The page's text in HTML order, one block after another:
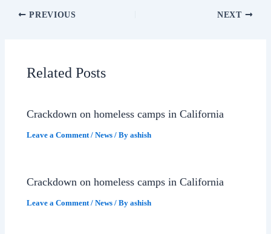
PREVIOUS NEXT
Related Posts
Crackdown on homeless camps in California
Leave a Comment /News / Byashish
Crackdown on homeless camps in California
Leave a Comment /News / Byashish